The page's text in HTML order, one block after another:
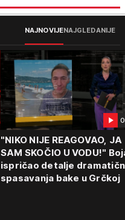
NAJNOVIJENAJGLEDANIJE
"NIKO NIJE REAGOVAO, JA
SAM SKOČIO U VODU!"
ispričao detalje
spasavanja bake u Grčkoj